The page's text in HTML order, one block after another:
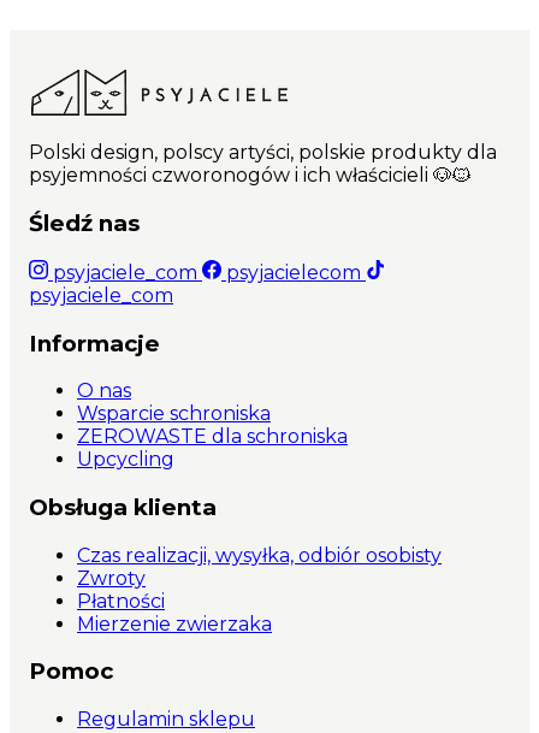
Polski design, polscy artyści, polskie produkty dla
psyjemności czworonogów i ich właścicieli 🐶🐱
Śledź nas
psyjaciele_com
psyjacielecom
psyjaciele_com
Informacje
O nas
Wsparcie schroniska
ZEROWASTE dla schroniska
Upcycling
Obsługa klienta
Czas realizacji, wysyłka, odbiór osobisty
Zwroty
Płatności
Mierzenie zwierzaka
Pomoc
Regulamin sklepu